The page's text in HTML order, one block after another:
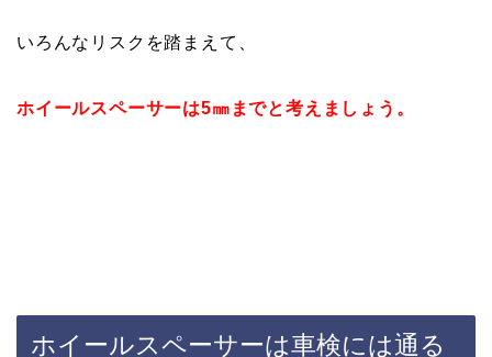
いろんなリスクを踏まえて、
ホイールスペーサーは5㎜までと考えましょう。
ホイールスペーサーは車検には通る